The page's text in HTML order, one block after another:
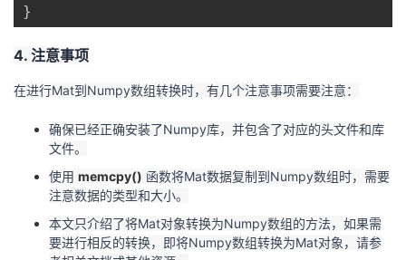
}
4. 注意事项
在进行Mat到Numpy数组转换时，有几个注意事项需要注意：
确保已经正确安装了Numpy库，并包含了对应的头文件和库
文件。
使用 memcpy() 函数将Mat数据复制到Numpy数组时，需要
注意数据的类型和大小。
本文只介绍了将Mat对象转换为Numpy数组的方法，如果需
要进行相反的转换，即将Numpy数组转换为Mat对象，请参